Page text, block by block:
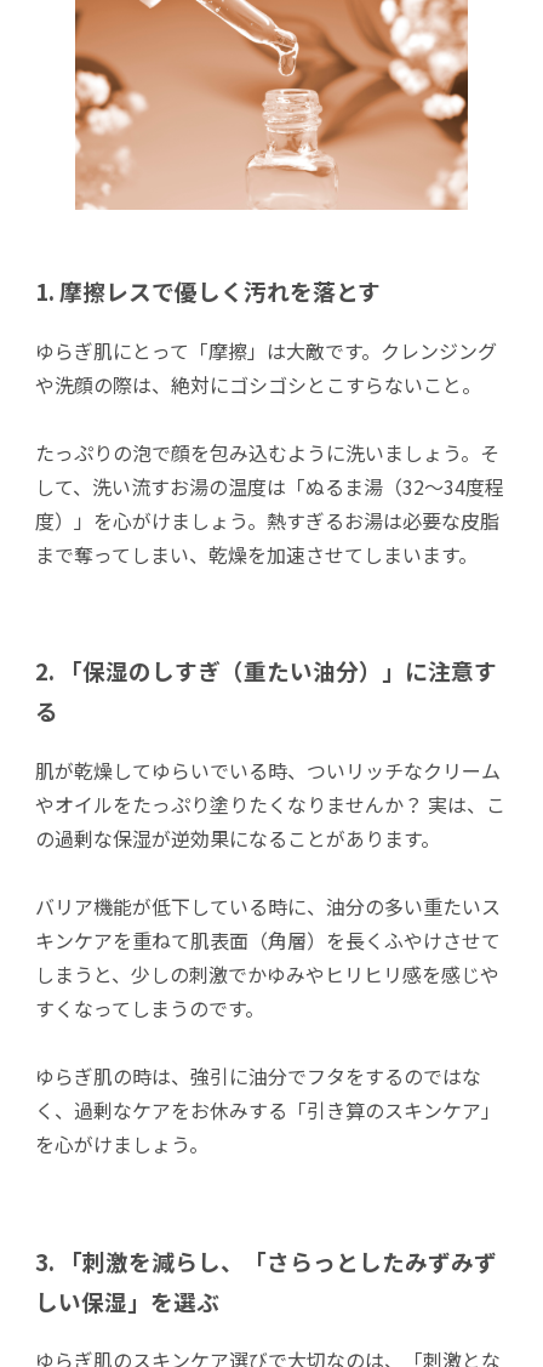
1. 摩擦レスで優しく汚れを落とす
ゆらぎ肌にとって「摩擦」は大敵です。クレンジング
や洗顔の際は、絶対にゴシゴシとこすらないこと。
たっぷりの泡で顔を包み込むように洗いましょう。そ
して、洗い流すお湯の温度は「ぬるま湯（32〜34度程
度）」を心がけましょう。熱すぎるお湯は必要な皮脂
まで奪ってしまい、乾燥を加速させてしまいます。
2. 「保湿のしすぎ（重たい油分）」に注意す
る
肌が乾燥してゆらいでいる時、ついリッチなクリーム
やオイルをたっぷり塗りたくなりませんか？ 実は、こ
の過剰な保湿が逆効果になることがあります。
バリア機能が低下している時に、油分の多い重たいス
キンケアを重ねて肌表面（角層）を長くふやけさせて
しまうと、少しの刺激でかゆみやヒリヒリ感を感じや
すくなってしまうのです。
ゆらぎ肌の時は、強引に油分でフタをするのではな
く、過剰なケアをお休みする「引き算のスキンケア」
を心がけましょう。
3. 「刺激を減らし、「さらっとしたみずみず
しい保湿」を選ぶ
ゆらぎ肌のスキンケア選びで大切なのは、「刺激とな